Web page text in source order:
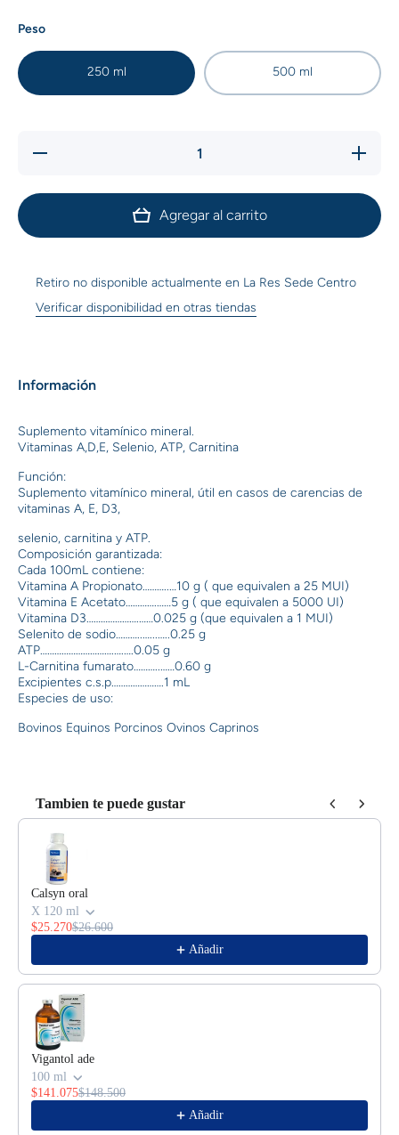
Peso
250 ml 500 ml
Reducir
Aumentar
cantidad
Agregar al carrito
Retiro no disponible actualmente en La Res Sede Centro
Verificar disponibilidad en otras tiendas
Información
Suplemento vitamínico mineral.
Vitaminas A,D,E, Selenio, ATP, Carnitina
Función:
Suplemento vitamínico mineral, útil en casos de carencias de
vitaminas A, E, D3,
selenio, carnitina y ATP.
Composición garantizada:
Cada 100mL contiene:
Vitamina A Propionato………..…10 g ( que equivalen a 25 MUI)
Vitamina E Acetato………….……5 g ( que equivalen a 5000 UI)
Vitamina D3………………….……0.025 g (que equivalen a 1 MUI)
Selenito de sodio………..…...…..0.25 g
ATP………………………….….….0.05 g
L-Carnitina fumarato………..……0.60 g
Excipientes c.s.p………………….1 mL
Especies de uso:
Bovinos Equinos Porcinos Ovinos Caprinos
Tambien te puede gustar
Use the Previous and Next buttons to navigate through product
Calsyn oral
X 120 ml
$25.270$26.600
Añadir
Vigantol ade
100 ml
$141.075$148.500
Añadir